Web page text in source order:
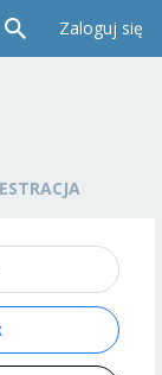
Zaloguj się